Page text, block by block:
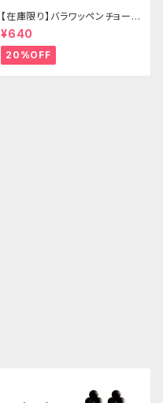
【在庫限り】バラワッペンチョーカ
ー
¥640
20%OFF